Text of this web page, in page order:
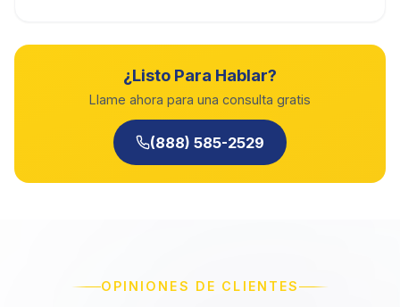
¿Listo Para Hablar?
Llame ahora para una consulta gratis
(888) 585-2529
OPINIONES DE CLIENTES